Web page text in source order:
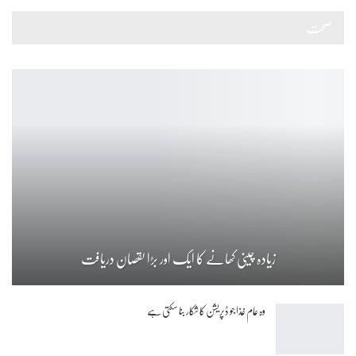
زیادہ چینی کھانے کا ایک اور بڑا نقصان دریافت
وہ عام غذا جو ڈپریشن کا شکار بنا سکتی ہے